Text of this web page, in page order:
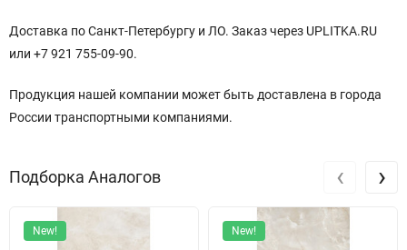
Доставка по Санкт-Петербургу и ЛО. Заказ через UPLITKA.RU
или +7 921 755-09-90.
Продукция нашей компании может быть доставлена в города
России транспортными компаниями.
Подборка Аналогов
New! New!
‹ ›